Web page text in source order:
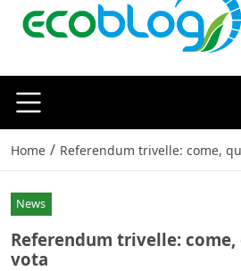
Home / Referendum trivelle: come,
News
Referendum trivelle: come,
vota